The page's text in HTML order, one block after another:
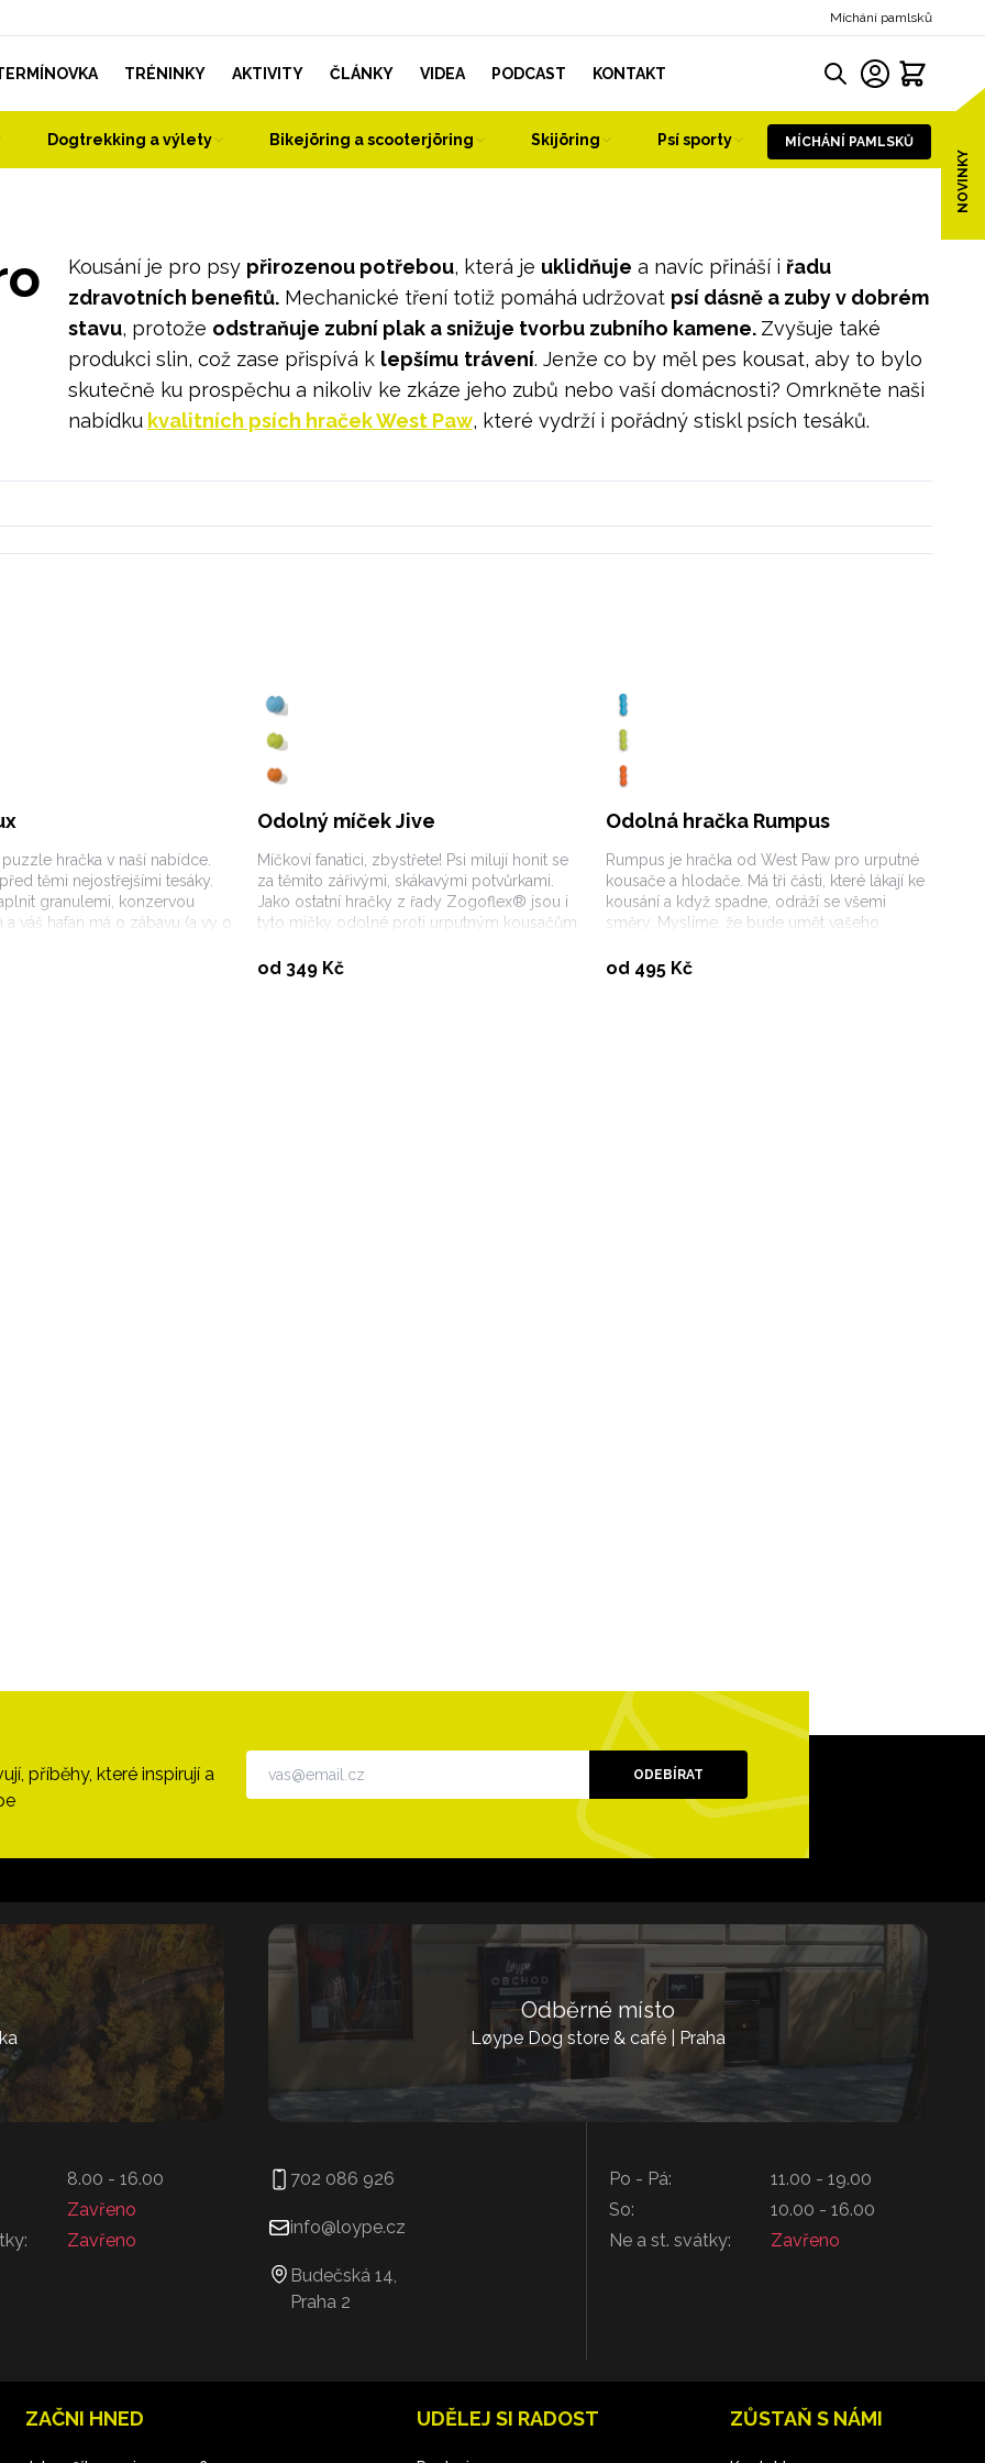
Míchání pamlsků
NOVINKY
TRÉNINKY AKTIVITY ČLÁNKY VIDEA PODCAST KONTAKT
Dogtrekking a výlety Bikejöring a scooterjöring Skijöring Psí sporty MÍCHÁNÍ PAMLSKŮ
Kousání je pro psy přirozenou potřebou, která je uklidňuje a navíc přináší i řadu
zdravotních benefitů.Mechanické tření totiž pomáhá udržovat psí dásně a zuby v dobrém
stavu, protože odstraňuje zubní plak a snižuje tvorbu zubního kamene. Zvyšuje také
produkci slin, což zase přispívá k lepšímu trávení. Jenže co by měl pes kousat, aby to bylo
skutečně ku prospěchu a nikoliv ke zkáze jeho zubů nebo vaší domácnosti? Omrkněte naši
nabídku kvalitních psích hraček West Paw, které vydrží i pořádný stiskl psích tesáků.
hračka v naší nabídce.
těmi nejostřejšími tesáky.
granulemi, konzervou
váš hafan má o zábavu (a vy o
létá, skáče.
Odolný míček Jive
Míčkoví fanatici, zbystřete! Psi milují honit se
za těmito zářivými, skákavými potvůrkami.
Jako ostatní hračky z řady Zogoflex® jsou i
tyto míčky odolné proti urputným kousačům.
míčků.
od 349 Kč
Odolná hračka Rumpus
Rumpus je hračka od West Paw pro urputné
kousače a hlodače. Má tři části, které lákají ke
kousání a když spadne, odráží se všemi
směry. Myslíme, že bude umět vašeho
od 495 Kč
příběhy, které inspirují a
ODEBÍRAT
8.00 - 16.00
Zavřeno
Zavřeno
Odběrné místo
Løype Dog store & café | Praha
702 086 926
info@loype.cz
Budečská 14,
Praha 2
Po - Pá:
So:
Ne a st. svátky:
11.00 - 19.00
10.00 - 16.00
Zavřeno
ZAČNI HNED UDĚLEJ SI RADOST ZŮSTAŇ S NÁMI